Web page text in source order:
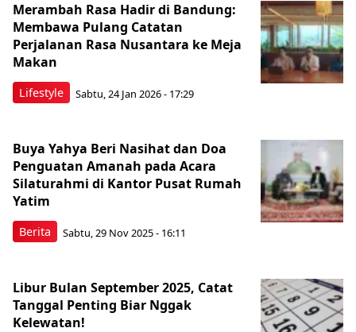
Lifestyle
Merambah Rasa Hadir di Bandung:
Membawa Pulang Catatan
Perjalanan Rasa Nusantara ke Meja
Makan
Sabtu, 24 Jan 2026 - 17:29
Berita
Buya Yahya Beri Nasihat dan Doa
Penguatan Amanah pada Acara
Silaturahmi di Kantor Pusat Rumah
Yatim
Sabtu, 29 Nov 2025 - 16:11
Libur Bulan September 2025, Catat
Tanggal Penting Biar Nggak
Kelewatan!